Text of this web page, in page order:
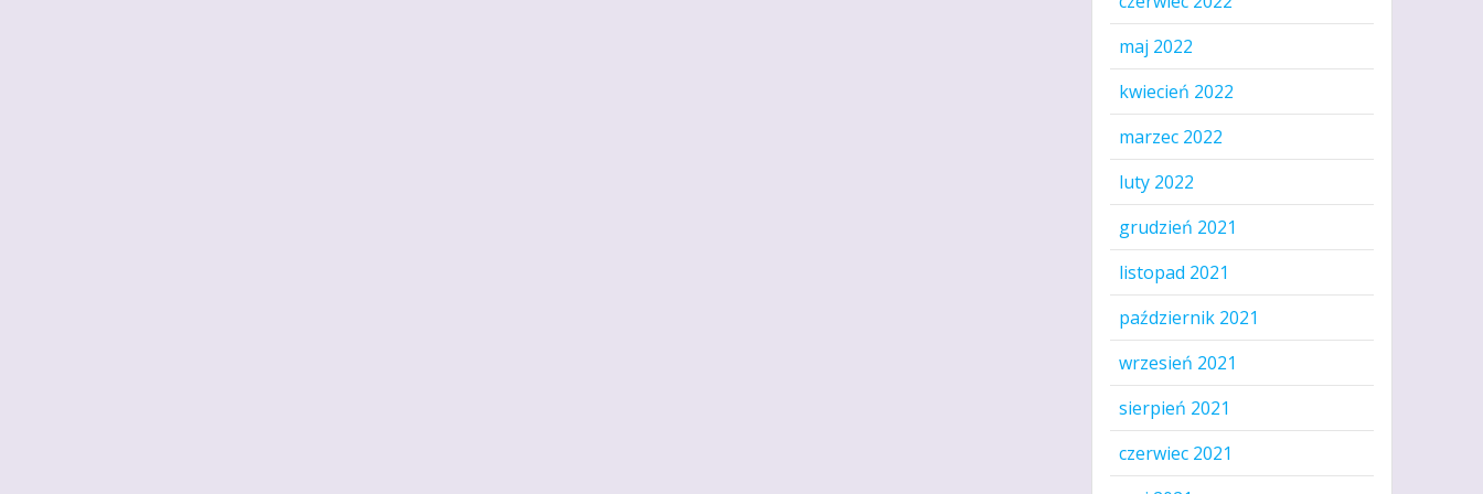
maj 2022
kwiecień 2022
marzec 2022
luty 2022
grudzień 2021
listopad 2021
październik 2021
wrzesień 2021
sierpień 2021
czerwiec 2021